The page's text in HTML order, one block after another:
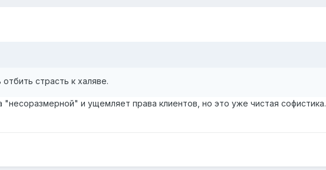
страсть к халяве.
"несоразмерной" и ущемляет права клиентов, но это уже чистая софистика.